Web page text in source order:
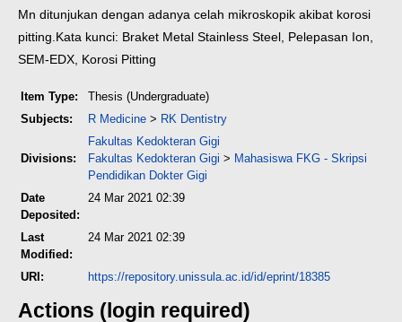
Mn ditunjukan dengan adanya celah mikroskopik akibat korosi
pitting. Kata kunci: Braket Metal Stainless Steel, Pelepasan Ion,
SEM-EDX, Korosi Pitting
Item Type:
Thesis (Undergraduate)
Subjects:
R Medicine > RK Dentistry
Divisions:
Fakultas Kedokteran Gigi
Fakultas Kedokteran Gigi > Mahasiswa FKG - Skripsi
Pendidikan Dokter Gigi
Date
Deposited:
24 Mar 2021 02:39
Last
Modified:
24 Mar 2021 02:39
URI: https://repository.unissula.ac.id/id/eprint/18385
Actions (login required)